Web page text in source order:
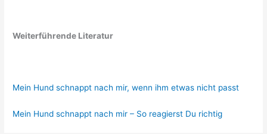
Weiterführende Literatur
Mein Hund schnappt nach mir, wenn ihm etwas nicht passt
Mein Hund schnappt nach mir – So reagierst Du richtig